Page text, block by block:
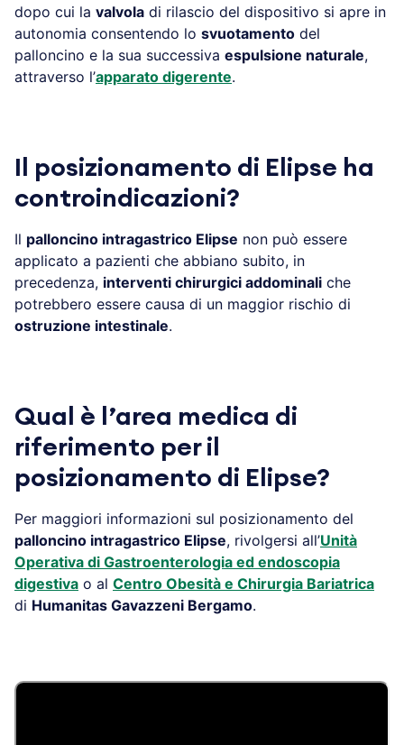
dopo cui la valvola di rilascio del dispositivo si apre in
autonomia consentendo lo svuotamento del
palloncino e la sua successiva espulsione naturale,
attraverso l’apparato digerente.
Il posizionamento di Elipse ha
controindicazioni?
Il palloncino intragastrico Elipse non può essere
applicato a pazienti che abbiano subito, in
precedenza, interventi chirurgici addominali che
potrebbero essere causa di un maggior rischio di
ostruzione intestinale.
Qual è l’area medica di
riferimento per il
posizionamento di Elipse?
Per maggiori informazioni sul posizionamento del
palloncino intragastrico Elipse, rivolgersi all’Unità
Operativa di Gastroenterologia ed endoscopia
digestiva o al Centro Obesità e Chirurgia Bariatrica
di Humanitas Gavazzeni Bergamo.